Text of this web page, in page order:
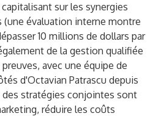
sur les synergies
évaluation interne montre
10 millions de dollars par
de la gestion qualifiée
avec une équipe de
d'Octavian Patrascu depuis
des stratégies conjointes sont
réduire les coûts